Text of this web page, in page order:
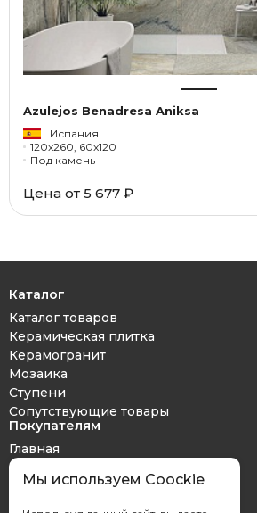
Azulejos Benadresa Aniksa
Испания
120x260, 60x120
Под камень
Цена от 5 677 ₽
Каталог
Каталог товаров
Керамическая плитка
Керамогранит
Мозаика
Ступени
Сопутствующие товары
Покупателям
Главная
Дизайн проект
Оплата и доставка
Мы используем Coockie